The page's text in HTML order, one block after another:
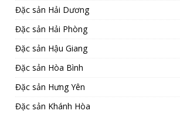
Đặc sản Hải Dương
Đặc sản Hải Phòng
Đặc sản Hậu Giang
Đặc sản Hòa Bình
Đặc sản Hưng Yên
Đặc sản Khánh Hòa